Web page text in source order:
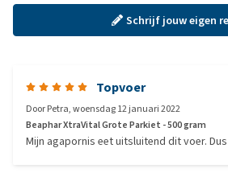
Schrijf jouw eigen
Topvoer
DoorPetra,woensdag 12 januari 2022
Beaphar XtraVital Grote Parkiet - 500 gram
Mijn agapornis eet uitsluitend dit voer.